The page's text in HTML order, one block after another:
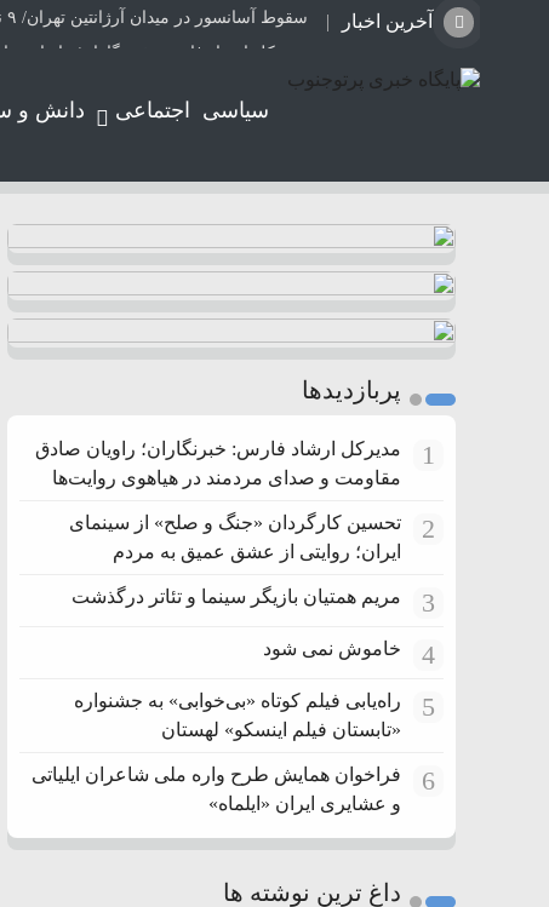
آخرین اخبار
سقوط آسانسور در میدان آرژانتین تهران/ ۹ نفر مصدوم شدند
مدیرکل ارشاد فارس: خبرنگاران؛ راویان
نشست ارزیابی اجرای طرح مهتاب در شرکت
قتل هولناک مداح سرشناس پس از ربوده
تحسین کارگردان «جنگ و صلح» از سینمای
هشدار درباره فروش حواله‌های صوری
سیاسی اجتماعی دانش و
پربازدیدها
1
مدیرکل ارشاد فارس: خبرنگاران؛ راویان صادق
مقاومت و صدای مردمند در هیاهوی روایت‌ها
2
تحسین کارگردان «جنگ و صلح» از سینمای
ایران؛ روایتی از عشق عمیق به مردم
3 مریم همتیان بازیگر سینما و تئاتر درگذشت
4 خاموش نمی شود
5
راه‌یابی فیلم کوتاه «بی‌خوابی» به جشنواره
«تابستان فیلم اینسکو» لهستان
6
فراخوان همایش طرح واره ملی شاعران ایلیاتی
و عشایری ایران «ایلماه»
داغ ترین نوشته ها